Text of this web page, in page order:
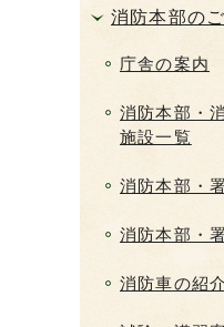
消防本部の
庁舎の案内
消防本部・
施設一覧
消防本部・
消防本部・
消防車の紹介